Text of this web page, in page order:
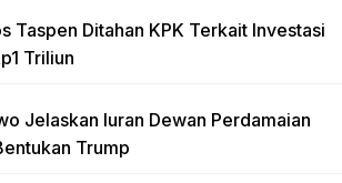
Taspen Ditahan KPK Terkait Investasi
Triliun
Jelaskan Iuran Dewan Perdamaian
Trump